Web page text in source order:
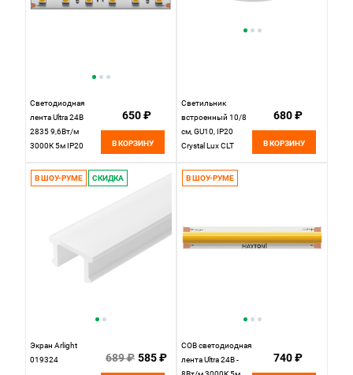
Светодиодная
лента Ultra 24В
2835 9,6Вт/м
3000К 5м IP20
Led Strip, цена за
метр, отгружается
650 ₽
В КОРЗИНУ
Светильник
встроенный 10/8
см, GU10, IP20
Crystal Lux CLT
680 ₽
В КОРЗИНУ
В ШОУ-РУМЕ СКИДКА
Экран Arlight
019324
689 ₽ 585 ₽
В ШОУ-РУМЕ
COB светодиодная
лента Ultra 24В -
740 ₽